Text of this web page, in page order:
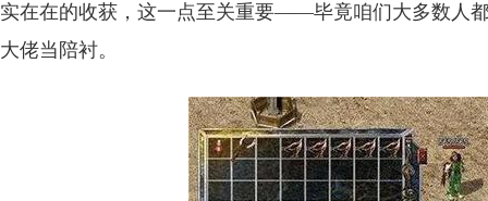
实在在的收获，这一点至关重要——毕竟咱们大多数人
大佬当陪衬。